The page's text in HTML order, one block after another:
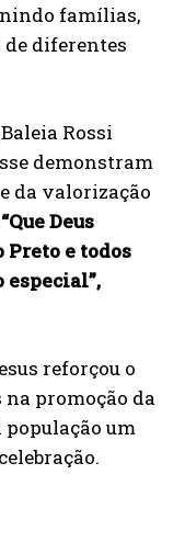
famílias,
diferentes
Rossi
demonstram
da valorização
“Que Deus
e todos
reforçou o
promoção da
população um